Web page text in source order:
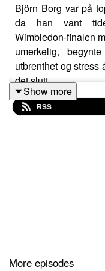
Björn Borg var på
da han vant
Wimbledon-finalen
umerkelig,
utbrenthet og stress
det slutt.
Takk til Tomas
Show more
RSS
More episodes